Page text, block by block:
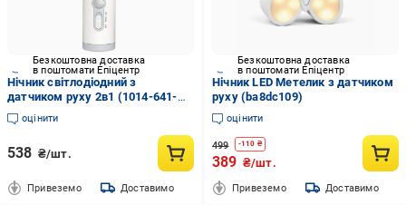
Безкоштовна доставка
в поштомати Епіцентр
Нічник світлодіодний з
датчиком руху 2в1 (1014-641-
00)
оцінити
538 ₴/шт.
Привеземо Доставимо
Безкоштовна доставка
в поштомати Епіцентр
Нічник LED Метелик з датчиком
руху (ba8dc109)
оцінити
499 -110 ₴
389 ₴/шт.
Привеземо Доставимо